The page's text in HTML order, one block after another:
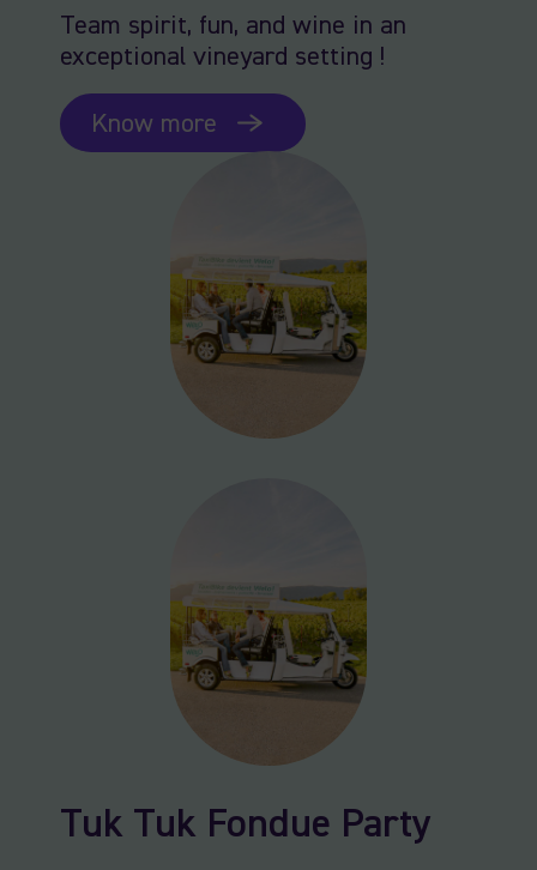
Team spirit, fun, and wine in an
exceptional vineyard setting !
Know more
Tuk Tuk Fondue Party